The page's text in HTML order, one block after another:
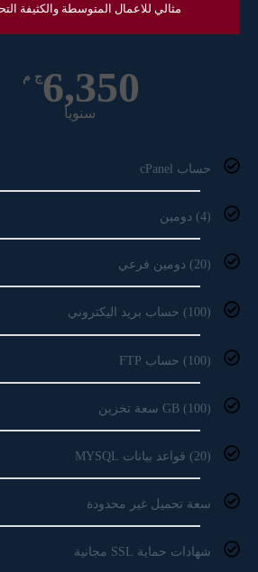
مثالي للاعمال المتوسطة والكثيفة
ج م6,350
سنويا
حساب cPanel
(4) دومين
(20) دومين فرعي
(100) حساب بريد اليكتروني
(100) حساب FTP
(100) GB سعة تخزين
(20) قواعد بيانات MYSQL
سعة تحميل غير محدودة
شهادات حماية SSL مجانية